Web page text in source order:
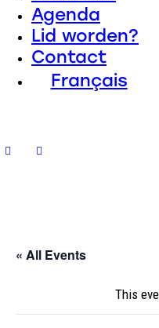
Agenda
Lid worden?
Contact
Français
« All Events
This